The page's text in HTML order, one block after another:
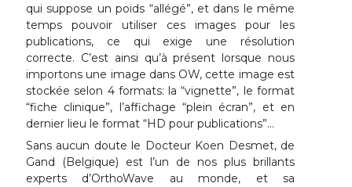
qui suppose un poids “allégé”, et dans le même
temps pouvoir utiliser ces images pour les
publications, ce qui exige une résolution
correcte. C’est ainsi qu’à présent lorsque nous
importons une image dans OW, cette image est
stockée selon 4 formats: la “vignette”, le format
“fiche clinique”, l’affichage “plein écran”, et en
dernier lieu le format “HD pour publications”…
Sans aucun doute le Docteur Koen Desmet, de
Gand (Belgique) est l’un de nos plus brillants
experts d’OrthoWave au monde, et sa